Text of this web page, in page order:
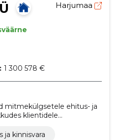
Harjumaa
1 300 578 €
mitmekülgsetele ehitus- ja
klientidele
platside, aedade, tiikide
kujundamisel.
ja kinnisvara